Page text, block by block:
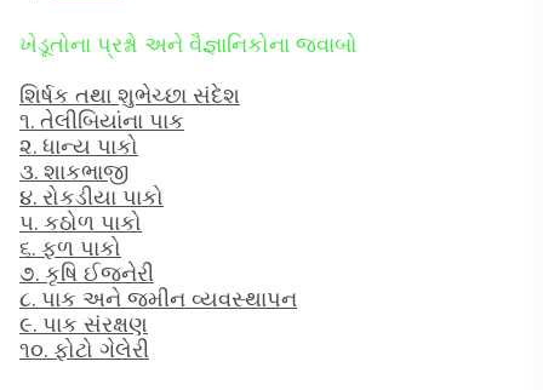
ખેડૂતોના પ્રશ્નો અને વૈજ્ઞાનિકોના જવાબો
શિર્ષક તથા શુભેચ્‍છા સંદેશ
૧. તેલી‍બિયાંના પાક
૨. ધાન્ય પાકો
૩. શાકભાજી
૪. રોકડીયા પાકો
૫. કઠોળ પાકો
૬. ફળ પાકો
૭. કૃષિ ઈજનેરી
૮. પાક અને જમીન વ્યવસ્થાપન
૯. પાક સંરક્ષણ
૧૦. ફોટો ગેલેરી